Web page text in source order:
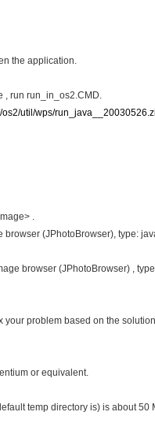
the application.
, run run_in_os2.CMD.
util/wps/
.
(JPhotoBrowser), type:
browser (JPhotoBrowser) ,
your problem based on the
or equivalent.
temp directory is) is about 50